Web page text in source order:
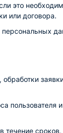
это
или договора.
персональных
пользователя